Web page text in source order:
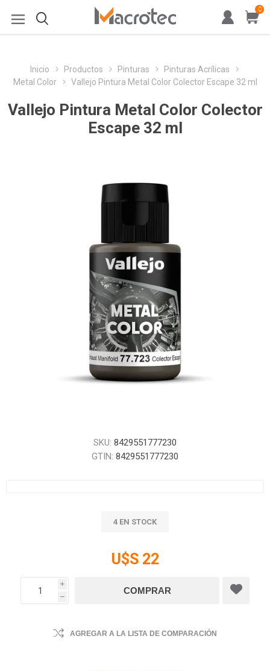
0
Inicio Productos Pinturas
Pinturas Acrílicas
Metal Color
Vallejo Pintura Metal Color Colector Escape 32 ml
Vallejo Pintura Metal Color Colector
Escape 32 ml
SKU: 8429551777230
GTIN: 8429551777230
4 EN STOCK
U$S 22
i
h
AGREGAR A LA LISTA DE COMPARACIÓN